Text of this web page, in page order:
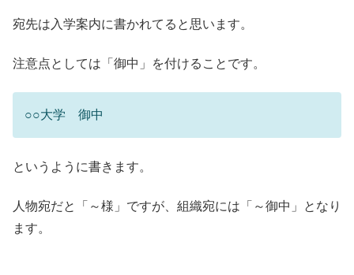
宛先は入学案内に書かれてると思います。
注意点としては「御中」を付けることです。
○○大学 御中
というように書きます。
人物宛だと「～様」ですが、組織宛には「～御中」となり
ます。